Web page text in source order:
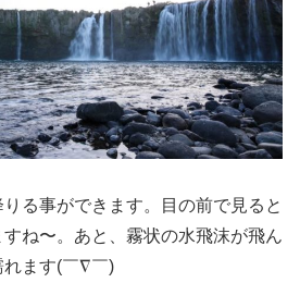
る事ができます。目の前で見ると
ね〜。あと、霧状の水飛沫が飛ん
れます(￣∇￣)